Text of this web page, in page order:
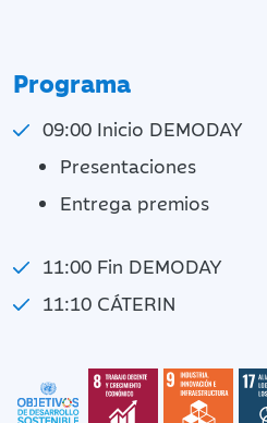
Programa
09:00 Inicio DEMODAY
Presentaciones
Entrega premios
11:00 Fin DEMODAY
11:10 CÁTERIN